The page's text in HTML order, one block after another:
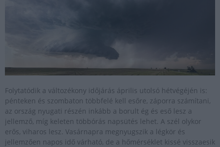
Folytatódik a változékony időjárás április utolsó hétvégéjén is:
pénteken és szombaton többfelé kell esőre, záporra számítani,
az ország nyugati részén inkább a borult ég és eső lesz a
jellemző, míg keleten többórás napsütés lehet. A szél olykor
erős, viharos lesz. Vasárnapra megnyugszik a légkör és
jellemzően napos idő várható, de a hőmérséklet kissé visszaesik